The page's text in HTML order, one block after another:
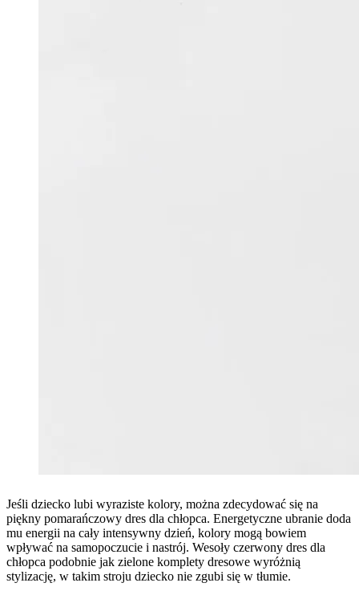
Jeśli dziecko lubi wyraziste kolory, można zdecydować się na
piękny pomarańczowy dres dla chłopca. Energetyczne ubranie doda
mu energii na cały intensywny dzień, kolory mogą bowiem
wpływać na samopoczucie i nastrój. Wesoły czerwony dres dla
chłopca podobnie jak zielone komplety dresowe wyróżnią
stylizację, w takim stroju dziecko nie zgubi się w tłumie.